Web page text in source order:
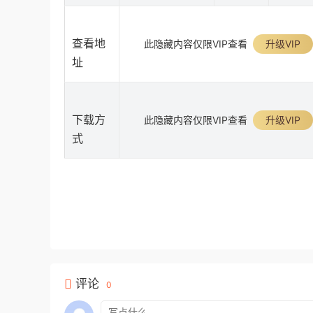
查看地
址
此隐藏内容仅限VIP查看 升级VIP
下载方
式
此隐藏内容仅限VIP查看 升级VIP
评论 0